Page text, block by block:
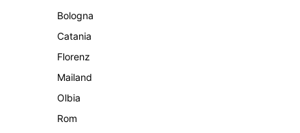
Bologna
Catania
Florenz
Mailand
Olbia
Rom